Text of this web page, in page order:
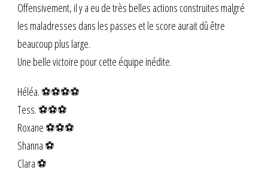
Offensivement, il y a eu de très belles actions construites malgré
les maladresses dans les passes et le score aurait dû être
beaucoup plus large.
Une belle victoire pour cette équipe inédite.
Héléa. ⚽⚽⚽⚽
Tess. ⚽⚽⚽
Roxane ⚽⚽⚽
Shanna ⚽
Clara ⚽